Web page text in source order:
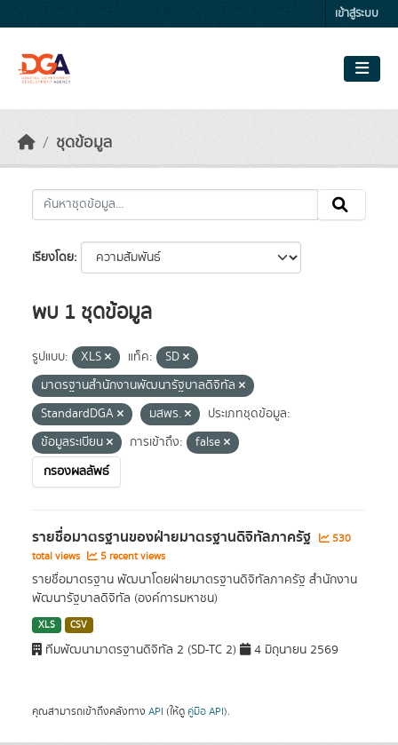
เข้าสู่ระบบ
ชุดข้อมูล
เรียงโดย
พบ 1 ชุดข้อมูล
รูปแบบ: XLS แท็ค:
SD
มาตรฐานสำนักงานพัฒนารัฐบาลดิจิทัล
StandardDGA
มสพร.
ประเภทชุดข้อมูล:
ข้อมูลระเบียน
การเข้าถึง:
false
กรองผลลัพธ์
รายชื่อมาตรฐานของฝ่ายมาตรฐานดิจิทัลภาครัฐ
530
total views
5 recent views
รายชื่อมาตรฐาน พัฒนาโดยฝ่ายมาตรฐานดิจิทัลภาครัฐ สำนักงาน
พัฒนารัฐบาลดิจิทัล (องค์การมหาชน)
XLS CSV
ทีมพัฒนามาตรฐานดิจิทัล 2 (SD-TC 2) 4 มิถุนายน 2569
คุณสามารถเข้าถึงคลังทาง API (ให้ดู คู่มือ API).